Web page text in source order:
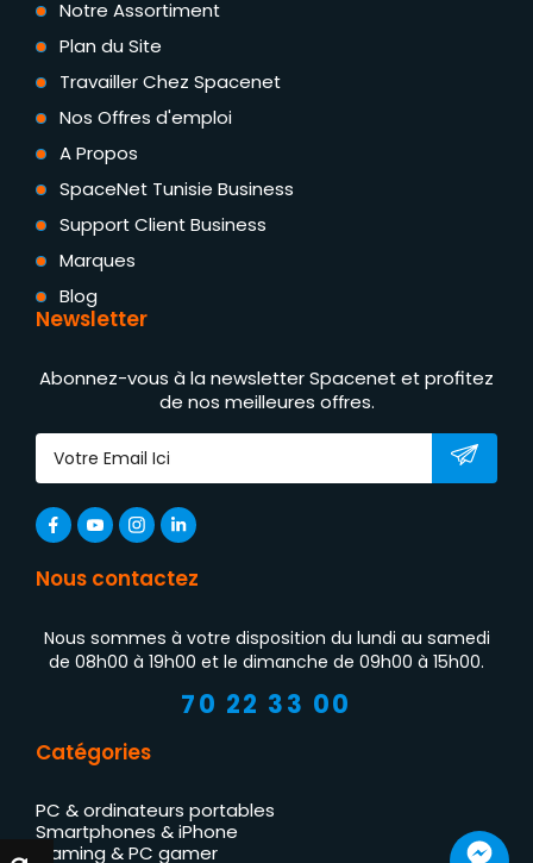
Notre Assortiment
Plan du Site
Travailler Chez Spacenet
Nos Offres d'emploi
A Propos
SpaceNet Tunisie Business
Support Client Business
Marques
Blog
Newsletter
Abonnez-vous à la newsletter Spacenet et profitez
de nos meilleures offres.
Nous contactez
Nous sommes à votre disposition du lundi au samedi
de 08h00 à 19h00 et le dimanche de 09h00 à 15h00.
70 22 33 00
Catégories
PC & ordinateurs portables
Smartphones & iPhone
Gaming & PC gamer